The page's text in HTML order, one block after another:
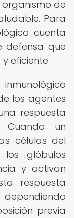
de
Para
cuenta
defensa que
eficiente.
los agentes
respuesta
Cuando un
células del
los glóbulos
y activan
respuesta
previa